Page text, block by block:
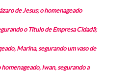
de Jesus; o homenageado
o Título de Empresa Cidadã;
Marina, segurando um vaso de
Iwan, segurando a